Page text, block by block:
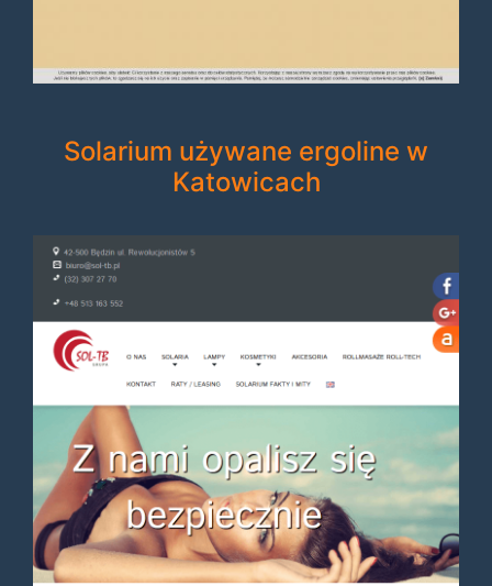
Solarium używane ergoline w
Katowicach